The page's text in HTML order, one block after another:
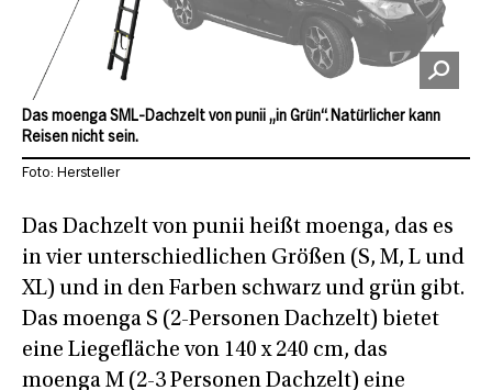
Das moenga SML-Dachzelt von punii „in Grün“. Natürlicher kann
Reisen nicht sein.
Foto: Hersteller
Das Dachzelt von punii heißt moenga, das es
in vier unterschiedlichen Größen (S, M, L und
XL) und in den Farben schwarz und grün gibt.
Das moenga S (2-Personen Dachzelt) bietet
eine Liegefläche von 140 x 240 cm, das
moenga M (2-3 Personen Dachzelt) eine